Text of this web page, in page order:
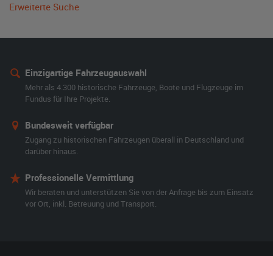
Erweiterte Suche
Einzigartige Fahrzeugauswahl
Mehr als 4.300 historische Fahrzeuge, Boote und Flugzeuge im
Fundus für Ihre Projekte.
Bundesweit verfügbar
Zugang zu historischen Fahrzeugen überall in Deutschland und
darüber hinaus.
Professionelle Vermittlung
Wir beraten und unterstützen Sie von der Anfrage bis zum Einsatz
vor Ort, inkl. Betreuung und Transport.